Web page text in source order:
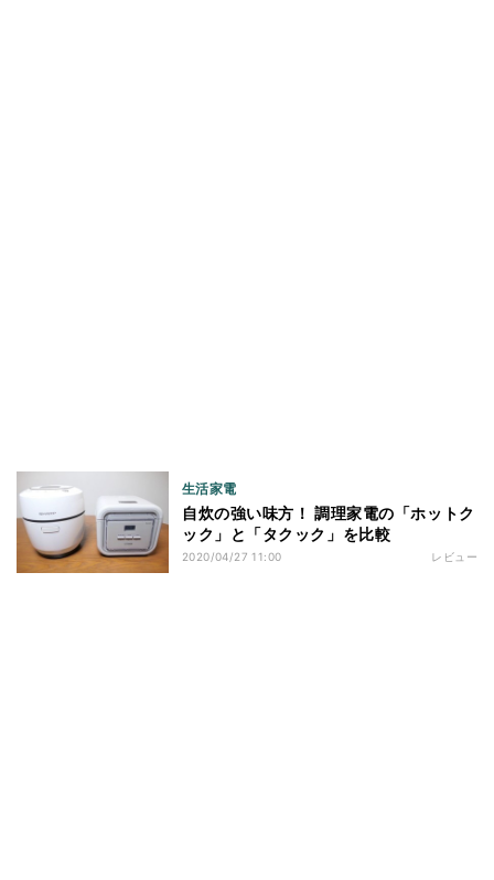
生活家電
自炊の強い味方！ 調理家電の「ホットク
ック」と「タクック」を比較
2020/04/27 11:00 レビュー